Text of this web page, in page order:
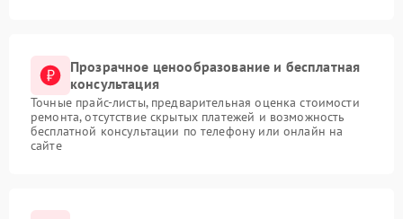
Прозрачное ценообразование и бесплатная
консультация
Точные прайс-листы, предварительная оценка стоимости
ремонта, отсутствие скрытых платежей и возможность
бесплатной консультации по телефону или онлайн на
сайте